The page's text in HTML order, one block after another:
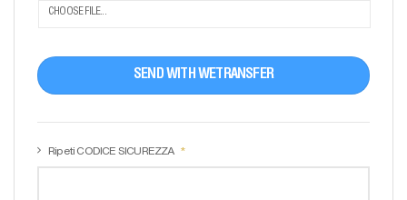
CHOOSE FILE...
SEND WITH WETRANSFER
Ripeti CODICE SICUREZZA